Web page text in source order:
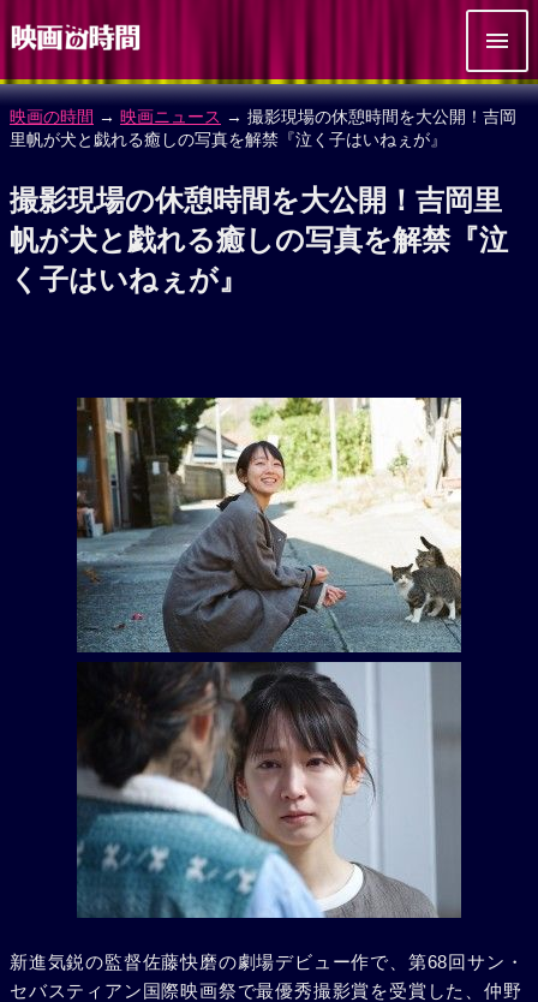
映画の時間 → 映画ニュース → 撮影現場の休憩時間を大公開！吉岡
里帆が犬と戯れる癒しの写真を解禁『泣く子はいねぇが』
撮影現場の休憩時間を大公開！吉岡里
帆が犬と戯れる癒しの写真を解禁『泣
く子はいねぇが』
新進気鋭の監督佐藤快磨の劇場デビュー作で、第68回サン・
セバスティアン国際映画祭で最優秀撮影賞を受賞した、仲野